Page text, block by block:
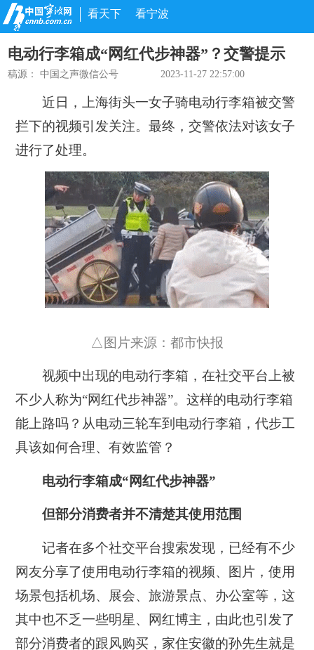
看天下 看宁波
电动行李箱成“网红代步神器”？交警提示
稿源：中国之声微信公号 2023-11-27 22:57:00
近日，上海街头一女子骑电动行李箱被交警
拦下的视频引发关注。最终，交警依法对该女子
进行了处理。
△图片来源：都市快报
视频中出现的电动行李箱，在社交平台上被
不少人称为“网红代步神器”。这样的电动行李箱
能上路吗？从电动三轮车到电动行李箱，代步工
具该如何合理、有效监管？
电动行李箱成“网红代步神器”
但部分消费者并不清楚其使用范围
记者在多个社交平台搜索发现，已经有不少
网友分享了使用电动行李箱的视频、图片，使用
场景包括机场、展会、旅游景点、办公室等，这
其中也不乏一些明星、网红博主，由此也引发了
部分消费者的跟风购买，家住安徽的孙先生就是